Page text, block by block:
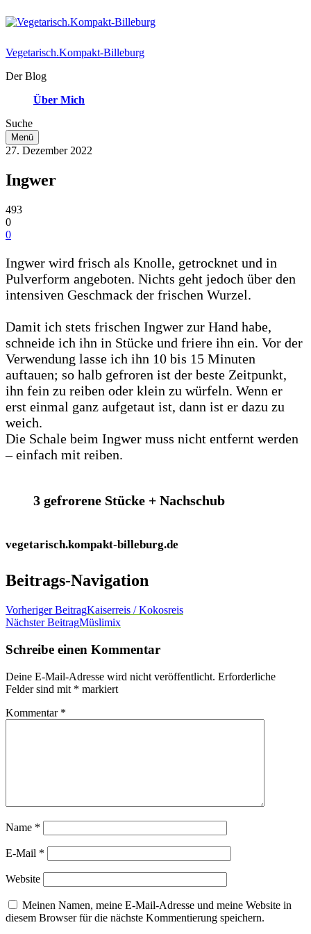
Vegetarisch.Kompakt-Billeburg
Der Blog
Über Mich
Suche
Menü
27. Dezember 2022
Ingwer
493
0
0
Ingwer wird frisch als Knolle, getrocknet und in
Pulverform angeboten. Nichts geht jedoch über den
intensiven Geschmack der frischen Wurzel.
Damit ich stets frischen Ingwer zur Hand habe,
schneide ich ihn in Stücke und friere ihn ein. Vor der
Verwendung lasse ich ihn 10 bis 15 Minuten
auftauen; so halb gefroren ist der beste Zeitpunkt,
ihn fein zu reiben oder klein zu würfeln. Wenn er
erst einmal ganz aufgetaut ist, dann ist er dazu zu
weich.
Die Schale beim Ingwer muss nicht entfernt werden
– einfach mit reiben.
3 gefrorene Stücke + Nachschub
vegetarisch.kompakt-billeburg.de
Beitrags-Navigation
Vorheriger BeitragKaiserreis / Kokosreis
Nächster BeitragMüslimix
Schreibe einen Kommentar
Deine E-Mail-Adresse wird nicht veröffentlicht. Erforderliche
Felder sind mit * markiert
Kommentar *
Name *
E-Mail *
Website
Meinen Namen, meine E-Mail-Adresse und meine Website in
diesem Browser für die nächste Kommentierung speichern.